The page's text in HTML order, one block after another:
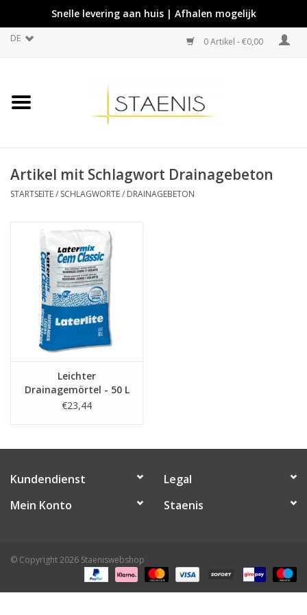
Snelle levering aan huis | Afhalen mogelijk
DE 0 Artikel - €0,00
Artikel mit Schlagwort Drainagebeton
STARTSEITE/ SCHLAGWORTE/ DRAINAGEBETON
Leichter
Drainagemörtel - 50 L
pro Sack
€23,44
Kundendienst
Legal
Mein Konto
Staenis
© Copyright 2026 Staeniswebshop